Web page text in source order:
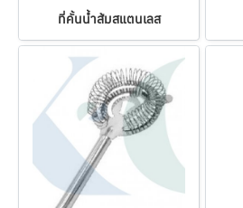
ที่คั้นน้ำส้มสแตนเลส